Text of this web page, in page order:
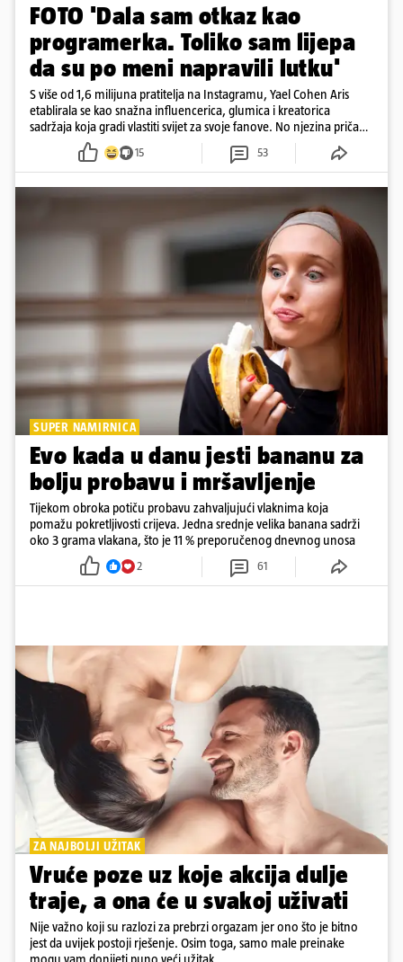
FOTO 'Dala sam otkaz kao
programerka. Toliko sam lijepa
da su po meni napravili lutku'
S više od 1,6 milijuna pratitelja na Instagramu, Yael Cohen Aris
etablirala se kao snažna influencerica, glumica i kreatorica
sadržaja koja gradi vlastiti svijet za svoje fanove. No njezina priča
pokazuje da online slava dolazi i s neočekivanim izazovima
15 53
SUPER NAMIRNICA
Evo kada u danu jesti bananu za
bolju probavu i mršavljenje
Tijekom obroka potiču probavu zahvaljujući vlaknima koja
pomažu pokretljivosti crijeva. Jedna srednje velika banana sadrži
oko 3 grama vlakana, što je 11 % preporučenog dnevnog unosa
2 61
ZA NAJBOLJI UŽITAK
Vruće poze uz koje akcija dulje
traje, a ona će u svakoj uživati
Nije važno koji su razlozi za prebrzi orgazam jer ono što je bitno
jest da uvijek postoji rješenje. Osim toga, samo male preinake